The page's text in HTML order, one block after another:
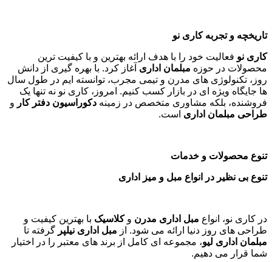
تاریخچه و تجربه کاری نو
کاری نو فعالیت خود را با هدف ارائه بهترین و با کیفیت ترین
محصولات در حوزه مبلمان اداری آغاز کرد. با بهره گیری از دانش
روز، تکنولوژی های مدرن و تیمی مجرب، توانسته ایم در طول سال
ها جایگاه ویژه ای در بازار کسب کنیم. امروز، کاری نو نه تنها یک
فروشنده، بلکه مشاوری متخصص در زمینه دکوراسیون دفتر کار و
طراحی مبلمان اداری است.
تنوع محصولات و خدمات
تنوع بی نظیر در انواع مبل و میز اداری
در کاری نو، انواع مبل اداری مدرن وکلاسیک با بهترین کیفیت و
طراحی های روز دنیا ارائه می شود. از مبل اداری نیلپر گرفته تا
مبلمان اداری لیو، مجموعه ای کامل از برند های معتبر را در اختیار
شما قرار می دهیم.